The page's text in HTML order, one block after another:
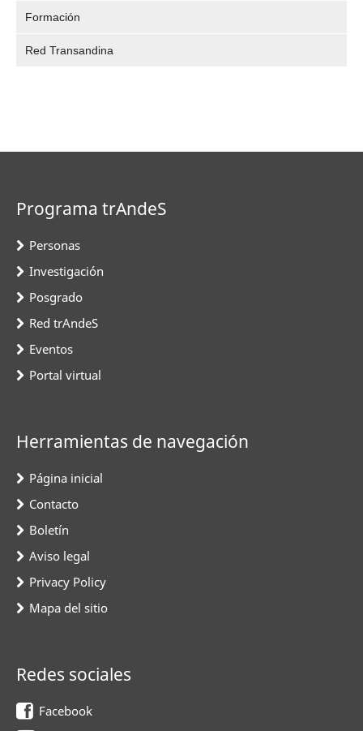
Formación
Red Transandina
Programa trAndeS
Personas
Investigación
Posgrado
Red trAndeS
Eventos
Portal virtual
Herramientas de navegación
Página inicial
Contacto
Boletín
Aviso legal
Privacy Policy
Mapa del sitio
Redes sociales
Facebook